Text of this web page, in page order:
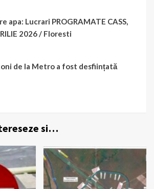
Lucrari PROGRAMATE CASS,
2026 / Floresti
de la Metro a fost desființată
si…